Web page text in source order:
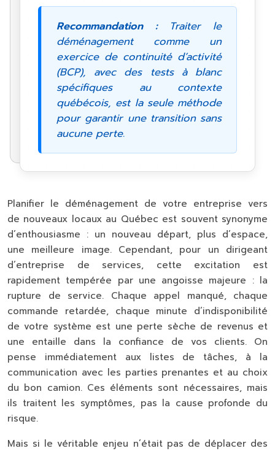
Recommandation :Traiter le
déménagement comme un
exercice de continuité d’activité
(BCP), avec des tests à blanc
spécifiques au contexte
québécois, est la seule méthode
pour garantir une transition sans
aucune perte.
Planifier le déménagement de votre entreprise vers
de nouveaux locaux au Québec est souvent synonyme
d’enthousiasme : un nouveau départ, plus d’espace,
une meilleure image. Cependant, pour un dirigeant
d’entreprise de services, cette excitation est
rapidement tempérée par une angoisse majeure : la
rupture de service. Chaque appel manqué, chaque
commande retardée, chaque minute d’indisponibilité
de votre système est une perte sèche de revenus et
une entaille dans la confiance de vos clients. On
pense immédiatement aux listes de tâches, à la
communication avec les parties prenantes et au choix
du bon camion. Ces éléments sont nécessaires, mais
ils traitent les symptômes, pas la cause profonde du
risque.
Mais si le véritable enjeu n’était pas de déplacer des